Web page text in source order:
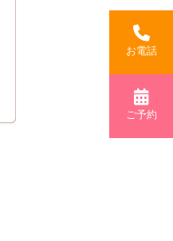
お電話
ご予約